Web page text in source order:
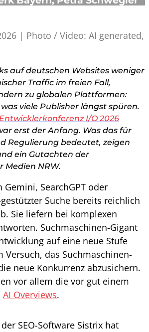
| Photo / Video: AI generated,
auf deutschen Websites weniger
Traffic im freien Fall,
zu globalen Plattformen:
viele Publisher längst spüren.
Entwicklerkonferenz I/O 2026
erst der Anfang. Was das für
Regulierung bedeutet, zeigen
ein Gutachten der
Medien NRW.
Gemini, SearchGPT oder
Suche bereits reichlich
Sie liefern bei komplexen
Suchmaschinen-Gigant
auf eine neue Stufe
Versuch, das Suchmaschinen-
neue Konkurrenz abzusichern.
vor allem die vor gut einem
AI Overviews.
SEO-Software Sistrix hat